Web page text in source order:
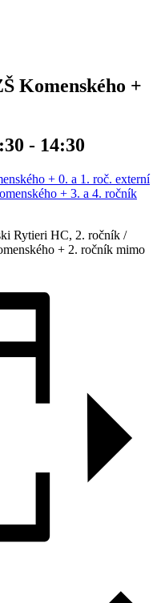
Komenského +
- 14:30
+ 0. a 1. roč. externí
+ 3. a 4. ročník
Rytieri HC, 2. ročník /
+ 2. ročník mimo